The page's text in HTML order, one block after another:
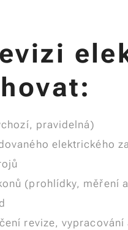
pravidelná)
elektrického
(prohlídky, měření
revize,